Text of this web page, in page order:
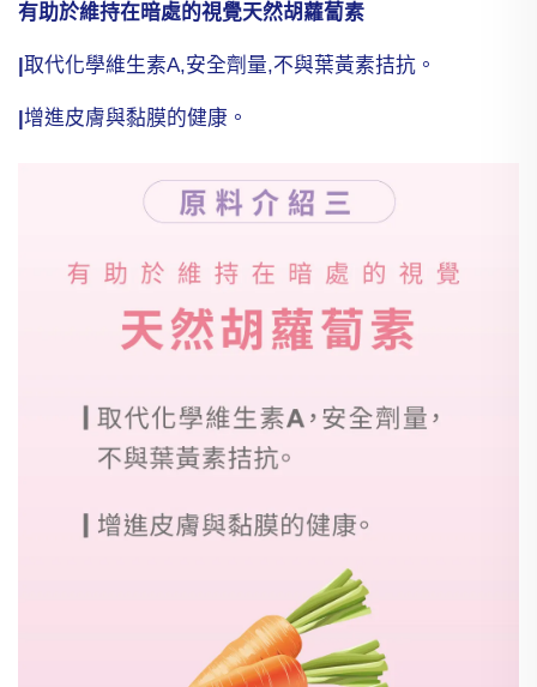
有助於維持在暗處的視覺天然胡蘿蔔素
|取代化學維生素A,安全劑量,不與葉黃素拮抗。
|增進皮膚與黏膜的健康。